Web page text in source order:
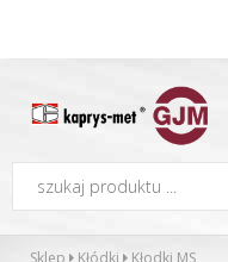
Sklep Kłódki Kłodki MS